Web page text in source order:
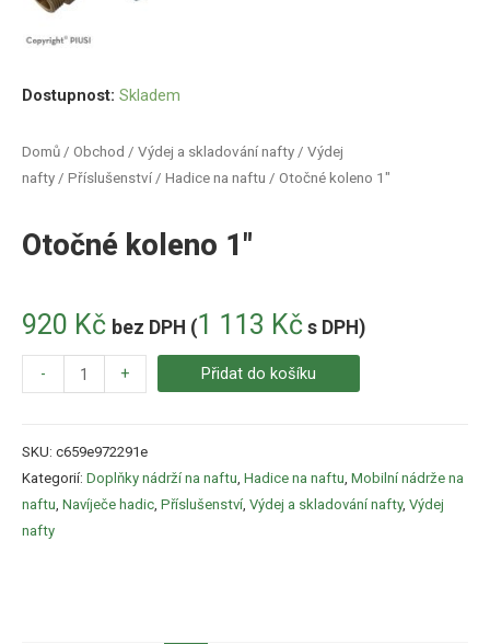
Domů / Obchod / Výdej a skladování nafty / Výdej
nafty / Příslušenství / Hadice na naftu / Otočné koleno 1″
Otočné koleno 1″
920 Kč bez DPH (1 113 Kč s DPH)
Dostupnost: Skladem
- + Přidat do košíku
SKU: c659e972291e
Kategorií: Doplňky nádrží na naftu Hadice na naftu Mobilní nádrže na
naftu Navíječe hadic Příslušenství Výdej a skladování nafty, Výdej
nafty